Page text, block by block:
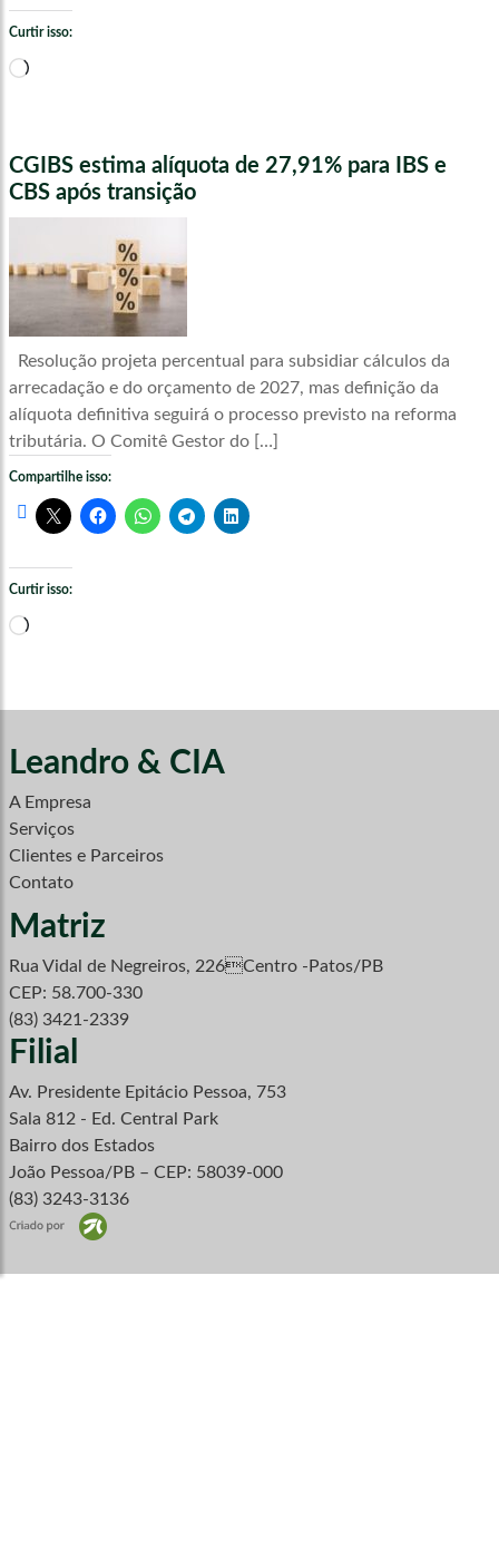
Curtir isso:
Carregando...
CGIBS estima alíquota de 27,91% para IBS e
CBS após transição
Resolução projeta percentual para subsidiar cálculos da
arrecadação e do orçamento de 2027, mas definição da
alíquota definitiva seguirá o processo previsto na reforma
tributária. O Comitê Gestor do […]
Compartilhe isso:
Curtir isso:
Carregando...
Leandro & CIA
A Empresa
Serviços
Clientes e Parceiros
Contato
Matriz
Rua Vidal de Negreiros, 226Centro -Patos/PB
CEP: 58.700-330
(83) 3421-2339
Filial
Av. Presidente Epitácio Pessoa, 753
Sala 812 - Ed. Central Park
Bairro dos Estados
João Pessoa/PB – CEP: 58039-000
(83) 3243-3136